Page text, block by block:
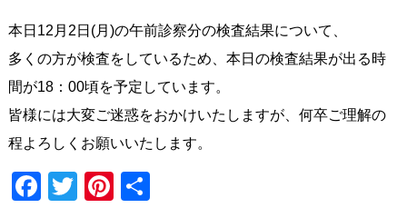
本日12月2日(月)の午前診察分の検査結果について、
多くの方が検査をしているため、本日の検査結果が出る時
間が18：00頃を予定しています。
皆様には大変ご迷惑をおかけいたしますが、何卒ご理解の
程よろしくお願いいたします。
Facebook
TwitterPinterest